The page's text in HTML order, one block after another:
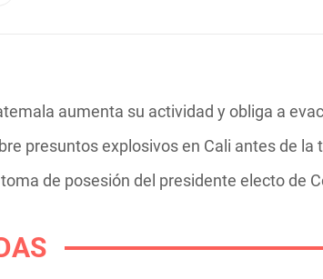
aumenta su actividad y obliga a
presuntos explosivos en Cali antes de la
de posesión del presidente electo de